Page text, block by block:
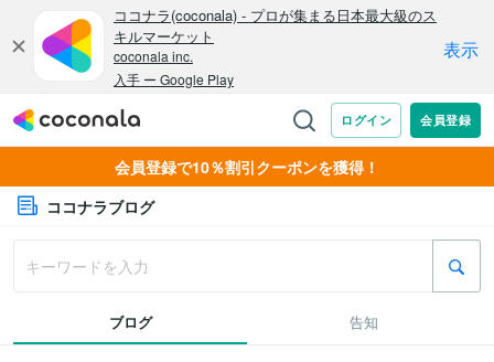
会員登録で10％割引クーポンを獲得！
ココナラブログ
ブログ 告知